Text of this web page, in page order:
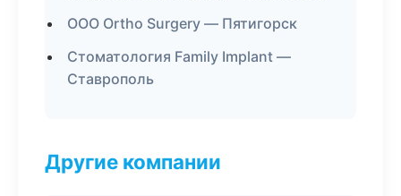
ООО Ortho Surgery — Пятигорск
Стоматология Family Implant —
Ставрополь
Другие компании